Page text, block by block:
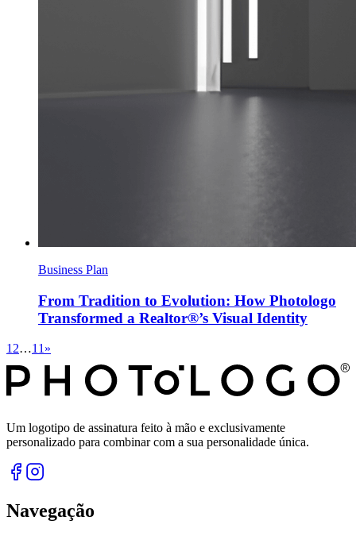
Business Plan
From Tradition to Evolution: How Photologo
Transformed a Realtor®’s Visual Identity
12…11»
Um logotipo de assinatura feito à mão e exclusivamente
personalizado para combinar com a sua personalidade única.
Navegação